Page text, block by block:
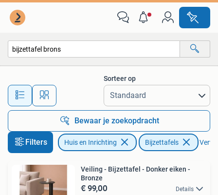
Alle afstanden…
Sorteer op
Bewaar je zoekopdracht
Filters Huis en Inrichting Bijzettafels
Veiling - Bijzettafel - Donker eiken -
Bronze
€ 99,00 Details